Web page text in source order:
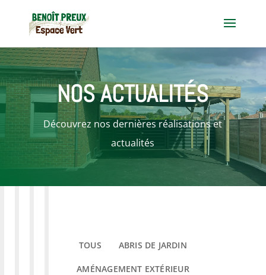
NOS ACTUALITÉS
Découvrez nos dernières réalisations et
actualités
TOUS ABRIS DE JARDIN
AMÉNAGEMENT EXTÉRIEUR